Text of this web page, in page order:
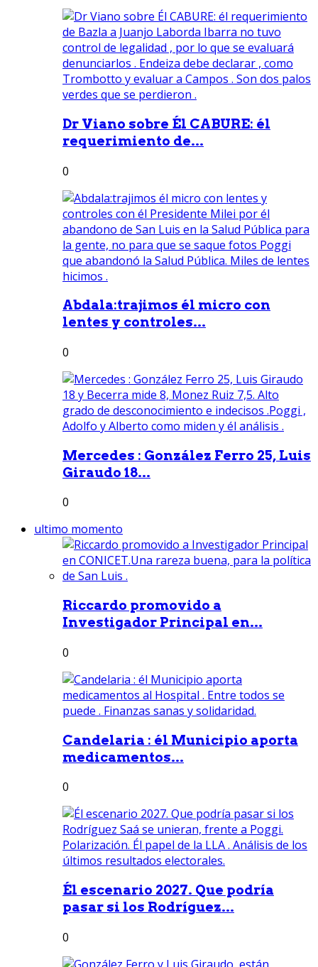
Dr Viano sobre Él CABURE: él
requerimiento de...
0
Abdala:trajimos él micro con
lentes y controles...
0
Mercedes : González Ferro 25, Luis
Giraudo 18...
0
ultimo momento
Riccardo promovido a
Investigador Principal en...
0
Candelaria : él Municipio aporta
medicamentos...
0
Él escenario 2027. Que podría
pasar si los Rodríguez...
0